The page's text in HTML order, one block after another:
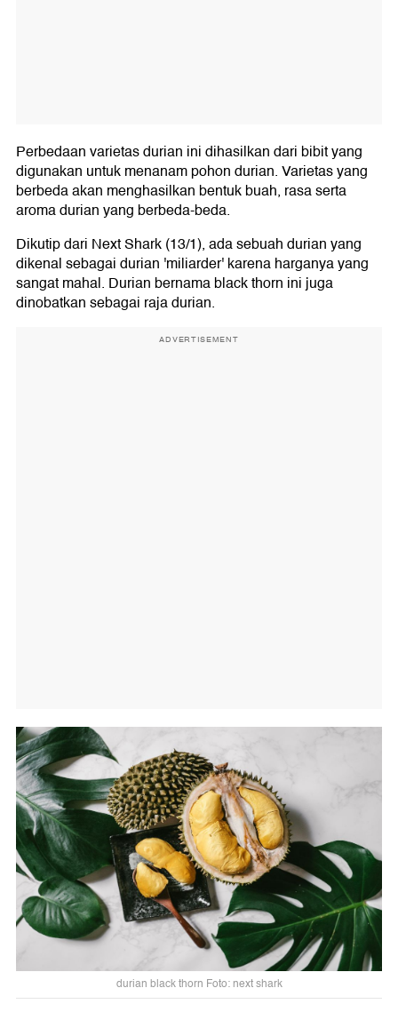
Perbedaan varietas durian ini dihasilkan dari bibit yang
digunakan untuk menanam pohon durian. Varietas yang
berbeda akan menghasilkan bentuk buah, rasa serta
aroma durian yang berbeda-beda.
Dikutip dari Next Shark (13/1), ada sebuah durian yang
dikenal sebagai durian 'miliarder' karena harganya yang
sangat mahal. Durian bernama black thorn ini juga
dinobatkan sebagai raja durian.
ADVERTISEMENT
durian black thorn Foto: next shark